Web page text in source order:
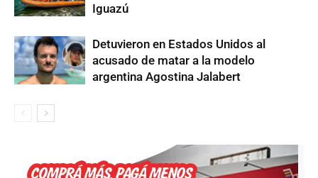
Iguazú
Detuvieron en Estados Unidos al
acusado de matar a la modelo
argentina Agostina Jalabert